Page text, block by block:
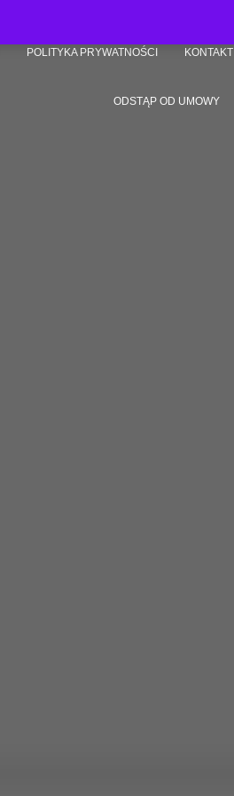
POLITYKA PRYWATNOŚCI KONTAKT
ODSTĄP OD UMOWY